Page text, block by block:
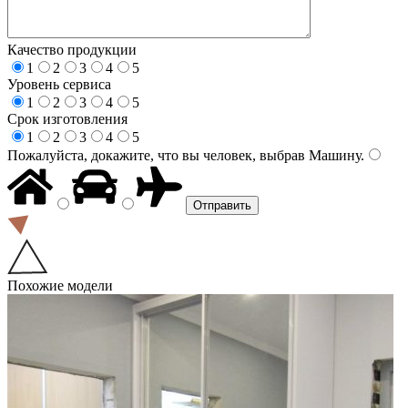
Качество продукции
1
2 3 4
5
Уровень сервиса
1
2 3 4
5
Срок изготовления
1
2 3 4
5
Пожалуйста, докажите, что вы человек, выбрав Машину.
Похожие модели